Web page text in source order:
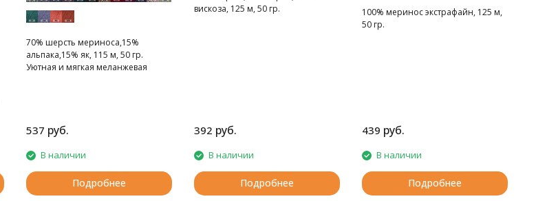
70% шерсть мериноса,15%
альпака,15% як, 115 м, 50 гр.
Уютная и мягкая меланжевая
537 руб.
В наличии
Подробнее
вискоза, 125 м, 50 гр.
392 руб.
В наличии
Подробнее
100% меринос экстрафайн, 125 м,
50 гр.
439 руб.
В наличии
Подробнее